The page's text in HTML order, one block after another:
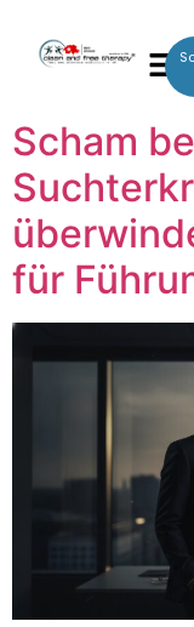
Scham
für